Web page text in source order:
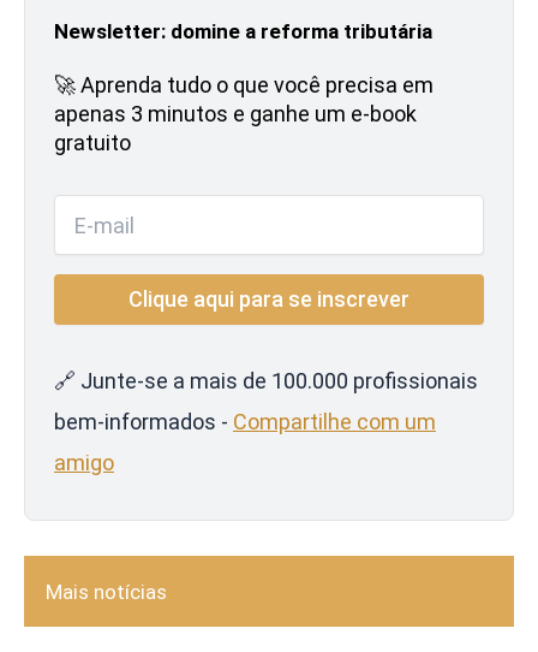
Newsletter: domine a reforma tributária
🚀 Aprenda tudo o que você precisa em
apenas 3 minutos e ganhe um e-book
gratuito
🔗 Junte-se a mais de 100.000 profissionais
bem-informados - Compartilhe com um
amigo
Mais notícias